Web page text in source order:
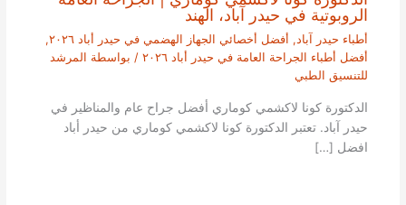
الروبوتية في حيدر آباد، الهند
أطباء حيدر آباد, أفضل أخصائي الجهاز الهضمي في حيدر أباد ٢٠٢٦
,
أفضل أطباء الجراحة العامة في حيدر أباد ٢٠٢٦
/ بواسطة المرشد
للتنسيق الطبي
الدكتورة كونا لاكشمي كوماري أفضل جراح عام والمناظير في
حيدر آباد. تعتبر الدكتورة كونا لاكشمي كوماري من حيدر أباد
افضل […]